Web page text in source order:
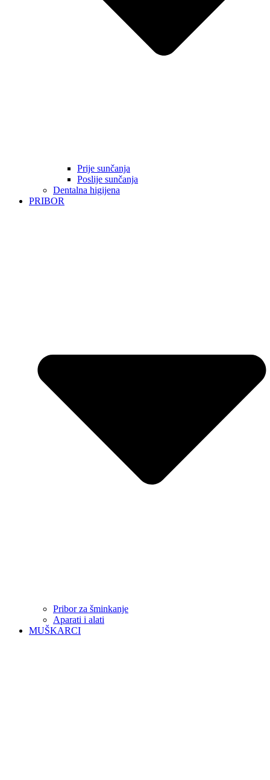
Prije sunčanja
Poslije sunčanja
Dentalna higijena
PRIBOR
Pribor za šminkanje
Aparati i alati
MUŠKARCI